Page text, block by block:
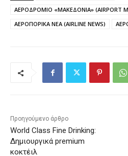
ΑΕΡΟΔΡΟΜΙΟ «ΜΑΚΕΔΟΝΙΑ» (AIRPORT
ΑΕΡΟΠΟΡΙΚΑ ΝΕΑ (AIRLINE NEWS)
Προηγούμενο άρθρο
World Class Fine Drinking:
Δημιουργικά premium
κοκτέιλ